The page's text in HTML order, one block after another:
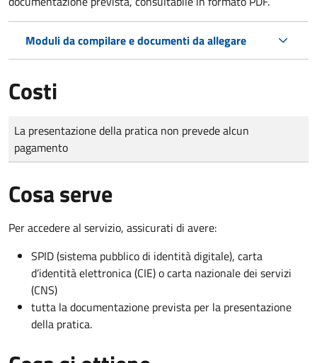
Moduli da compilare e documenti da allegare
Costi
Tipo di pagamento
Importo
La presentazione della pratica non prevede alcun
pagamento
Cosa serve
Per accedere al servizio, assicurati di avere:
SPID (sistema pubblico di identità digitale), carta
d’identità elettronica (CIE) o carta nazionale dei servizi
(CNS)
tutta la documentazione prevista per la presentazione
della pratica.